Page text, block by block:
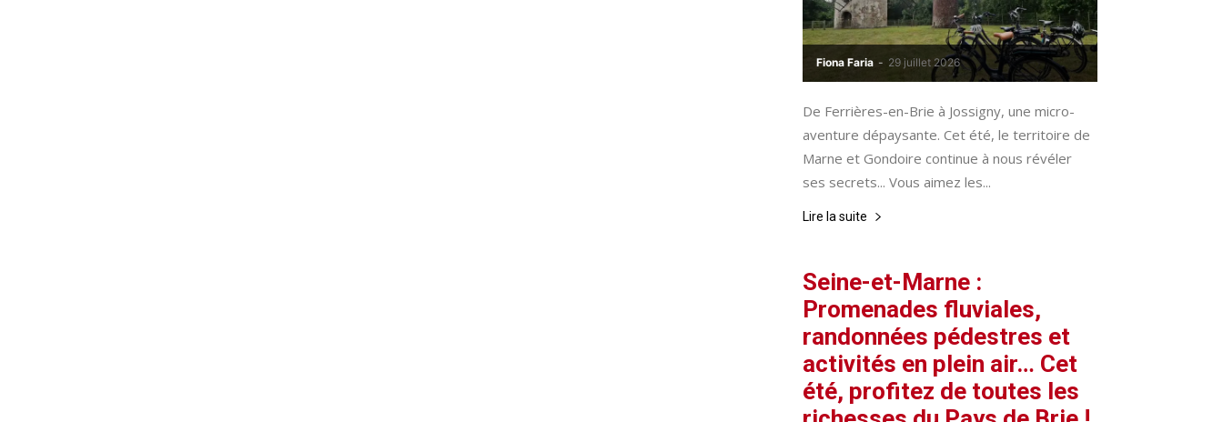
Fiona Faria - 29 juillet 2026
De Ferrières-en-Brie à Jossigny, une micro-
aventure dépaysante. Cet été, le territoire de
Marne et Gondoire continue à nous révéler
ses secrets... Vous aimez les...
Lire la suite
Seine-et-Marne :
Promenades fluviales,
randonnées pédestres et
activités en plein air… Cet
été, profitez de toutes les